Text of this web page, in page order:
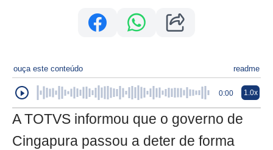
ouça este conteúdo readme
0:00 1.0x
A TOTVS informou que o governo de
Cingapura passou a deter de forma